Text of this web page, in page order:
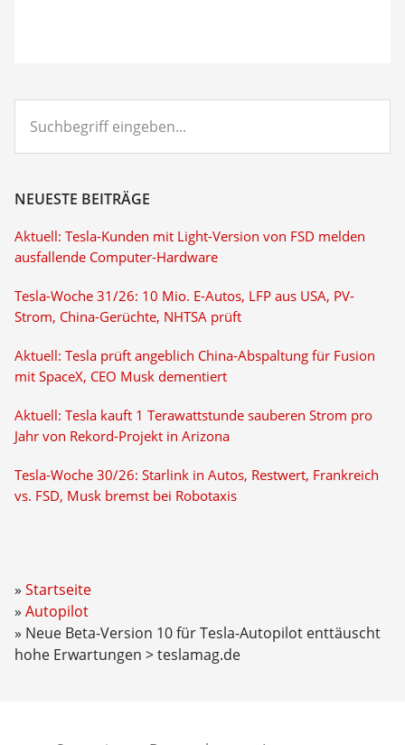
eingeben...
NEUESTE BEITRÄGE
Aktuell: Tesla-Kunden mit Light-Version von FSD melden
ausfallende Computer-Hardware
Tesla-Woche 31/26: 10 Mio. E-Autos, LFP aus USA, PV-
Strom, China-Gerüchte, NHTSA prüft
Aktuell: Tesla prüft angeblich China-Abspaltung für Fusion
mit SpaceX, CEO Musk dementiert
Aktuell: Tesla kauft 1 Terawattstunde sauberen Strom pro
Jahr von Rekord-Projekt in Arizona
Tesla-Woche 30/26: Starlink in Autos, Restwert, Frankreich
vs. FSD, Musk bremst bei Robotaxis
Startseite
Autopilot
Neue Beta-Version 10 für Tesla-Autopilot enttäuscht
hohe Erwartungen > teslamag.de